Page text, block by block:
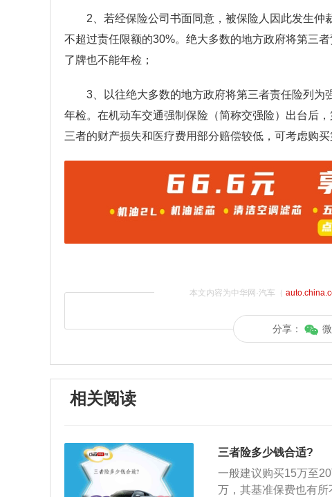
2、若经保险公司书面同意，被保险人因此发生
不超过责任限额的30%。绝大多数的地方政府将第三
了牌也不能年检；
3、以往绝大多数的地方政府将第三者责任险列
年检。在机动车交通强制保险（简称交强险）出台后
三者的财产损失和医疗费用部分赔偿较低，可考虑购
本文内容为中华网·汽车（
分享：
相关阅读
三者险多少钱合适?
一般建议购买15万至
万，其基准保费也有